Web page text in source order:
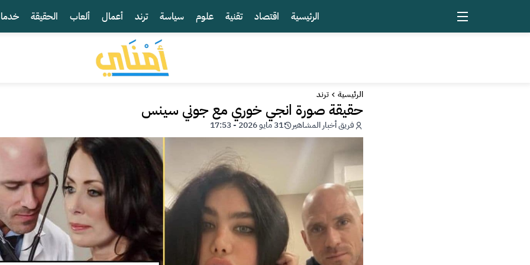
الرئيسية اقتصاد تقنية علوم سياسة ترند أعمال ألعاب الحقيقة
الرئيسية ترند
حقيقة صورة انجي خوري مع جوني سينس
فريق أخبار المشاهير 31 مايو 2026 - 17:53